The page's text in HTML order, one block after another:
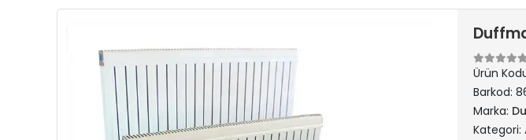
Ürün
Barkod:
Marka:
Kategori: